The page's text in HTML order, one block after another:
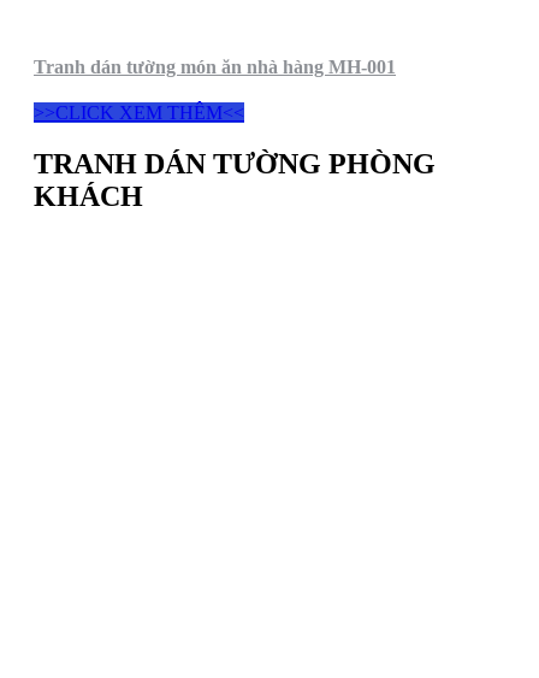
Tranh dán tường món ăn nhà hàng MH-001
>>CLICK XEM THÊM<<
TRANH DÁN TƯỜNG PHÒNG
KHÁCH